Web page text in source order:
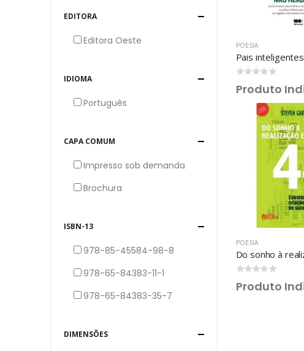
POESIA
Produto
POESIA
Produto
EDITORA
Editora Oeste
IDIOMA
Português
CAPA COMUM
Impresso sob demanda
Brochura
ISBN-13
978-85-45584-98-8
978-65-84383-11-1
978-65-84383-35-7
DIMENSÕES